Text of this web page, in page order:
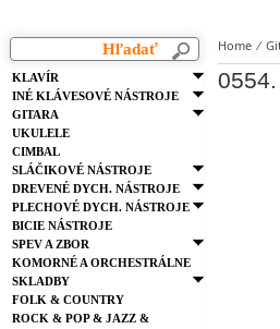
KLAVÍR
INÉ KLÁVESOVÉ NÁSTROJE
GITARA
UKULELE
CIMBAL
SLÁČIKOVÉ NÁSTROJE
DREVENÉ DYCH. NÁSTROJE
PLECHOVÉ DYCH. NÁSTROJE
BICIE NÁSTROJE
SPEV A ZBOR
KOMORNÉ A ORCHESTRÁLNE
SKLADBY
FOLK & COUNTRY
ROCK & POP & JAZZ &
Home ⁄